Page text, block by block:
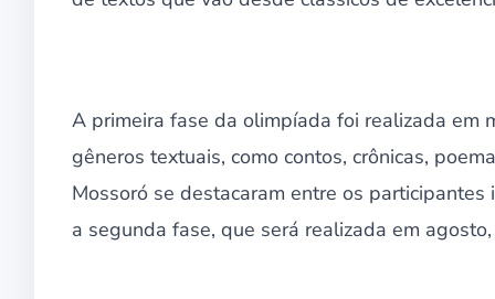
A primeira fase da olimpíada foi realizada em
gêneros textuais, como contos, crônicas,
Mossoró se destacaram entre os
a segunda fase, que será realizada em